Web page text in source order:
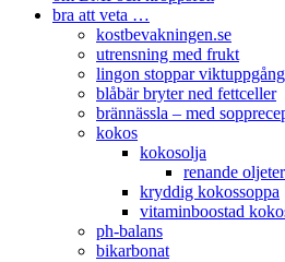
bra att veta …
kostbevakningen.se
utrensning med frukt
lingon stoppar viktuppgång
blåbär bryter ned fettceller
brännässla – med
kokos
kokosolja
renande
kryddig kokossoppa
vitaminboostad
ph-balans
bikarbonat